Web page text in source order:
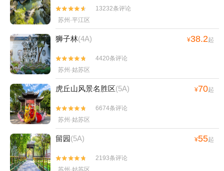


13232条评论
苏州·平江区
狮子林(4A) ¥38.2起


4420条评论
苏州·姑苏区
虎丘山风景名胜区(5A) ¥70起


6674条评论
苏州·姑苏区
留园(5A) ¥55起


2193条评论